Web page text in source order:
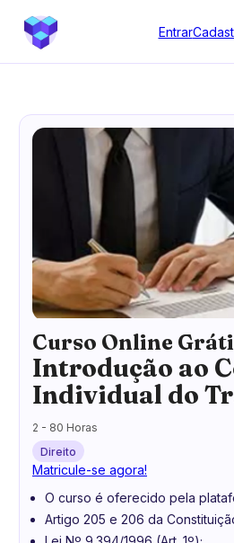
Entrar
Curso Online
Introdução ao
Individual do
2 - 80 Horas
Direito
Matricule-se agora!
O curso é oferecido pela
Artigo 205 e 206 da